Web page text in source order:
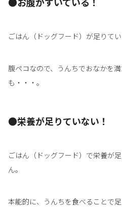
ごはん（ドッグフード）が足りて
腹ペコなので、うんちでおなかを
も・・・。
●栄養が足りていない！
ごはん（ドッグフード）で栄養が
ん。
本能的に、うんちを食べることで